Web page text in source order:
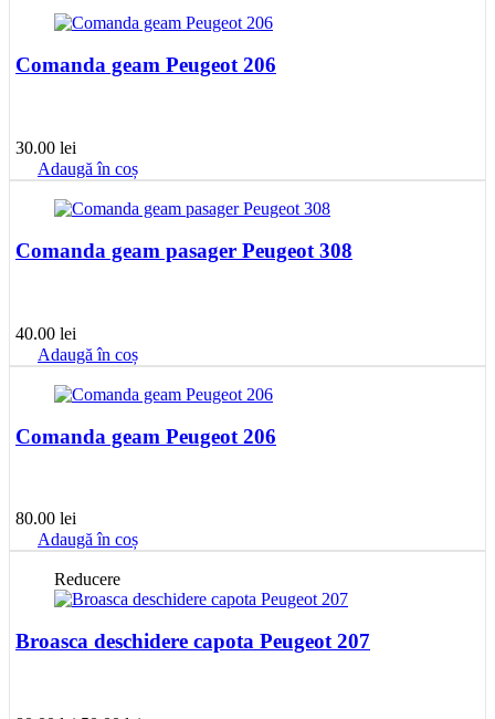
Comanda geam Peugeot 206
30.00 lei
Adaugă în coș
Comanda geam pasager Peugeot 308
40.00 lei
Adaugă în coș
Comanda geam Peugeot 206
80.00 lei
Adaugă în coș
Reducere
Broasca deschidere capota Peugeot 207